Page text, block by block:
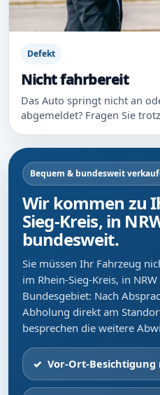
Defekt
Nicht fahrbereit
Das Auto springt nicht an
abgemeldet? Fragen Sie
Bequem & bundesweit
Wir kommen zu
Sieg-Kreis, in
bundesweit.
Sie müssen Ihr Fahrzeug
im Rhein-Sieg-Kreis, in
Bundesgebiet: Nach
Abholung direkt am
besprechen die weitere
Vor-Ort-Besichtigung